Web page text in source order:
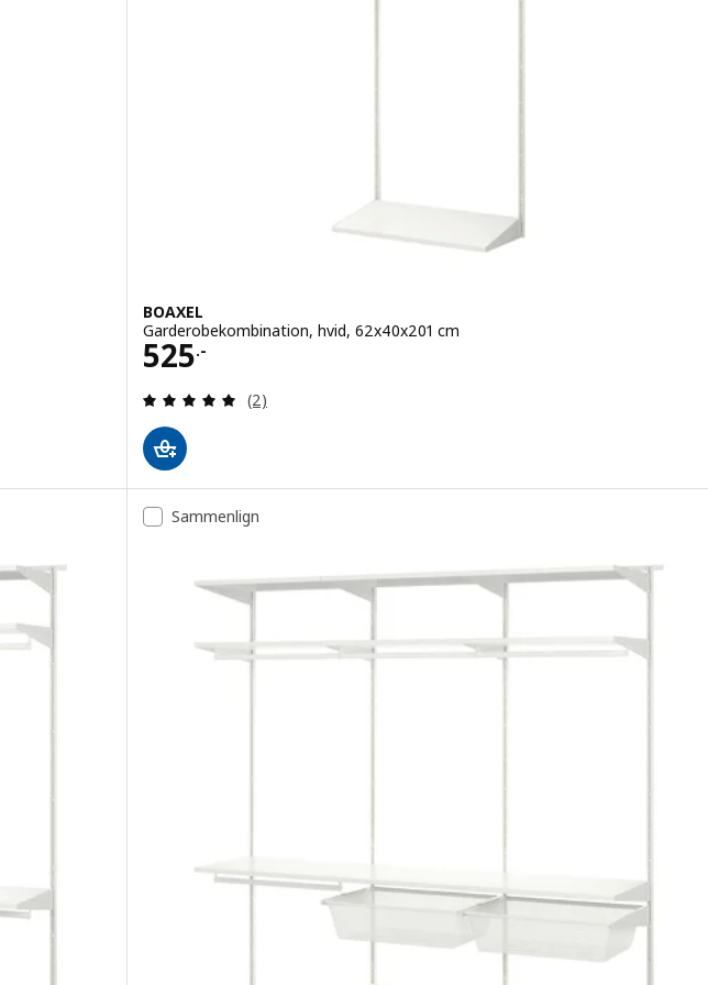
BOAXEL
Garderobekombination, hvid, 62x40x201 cm
525.-
Pris 525.-
Anmeld: 5 ud af 5 Stjerner. Anmeldelser i alt:
(2)
Sammenlign